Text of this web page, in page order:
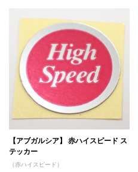
【アブガルシア】 赤ハイスピード ス
テッカー
（赤ハイスピード）